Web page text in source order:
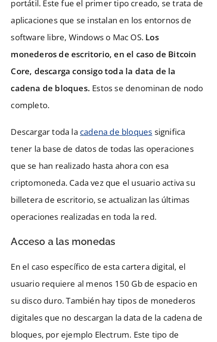
portátil. Este fue el primer tipo creado, se trata de
aplicaciones que se instalan en los entornos de
software libre, Windows o Mac OS. Los
monederos de escritorio, en el caso de Bitcoin
Core, descarga consigo toda la data de la
cadena de bloques. Estos se denominan de nodo
completo.
Descargar toda la cadena de bloques significa
tener la base de datos de todas las operaciones
que se han realizado hasta ahora con esa
criptomoneda. Cada vez que el usuario activa su
billetera de escritorio, se actualizan las últimas
operaciones realizadas en toda la red.
Acceso a las monedas
En el caso específico de esta cartera digital, el
usuario requiere al menos 150 Gb de espacio en
su disco duro. También hay tipos de monederos
digitales que no descargan la data de la cadena de
bloques, por ejemplo Electrum. Este tipo de